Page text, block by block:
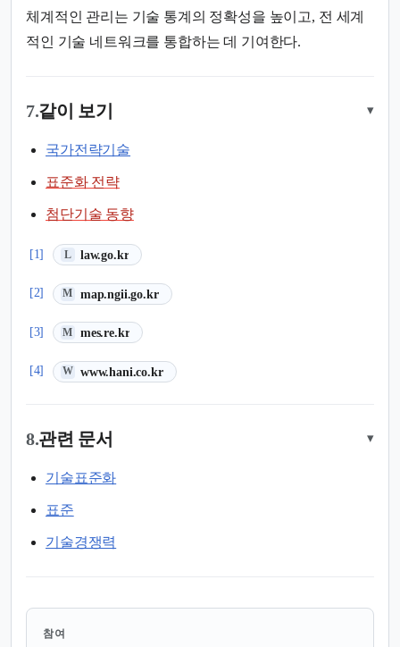
체계적인 관리는 기술 통계의 정확성을 높이고, 전 세계
적인 기술 네트워크를 통합하는 데 기여한다.
7.같이 보기 ▾
국가전략기술
표준화 전략
첨단기술 동향
[1] L law.go.kr
(새 탭에서 열림)
[2] M map.ngii.go.kr
(새 탭에서 열림)
[3] M mes.re.kr
(새 탭에서 열림)
[4] W www.hani.co.kr
(새 탭에서 열림)
8.관련 문서 ▾
기술표준화
표준
기술경쟁력
참여